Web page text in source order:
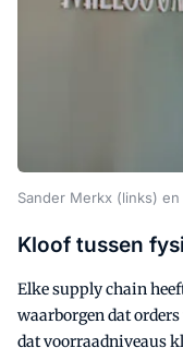
Sander Merkx (links)
Kloof tussen
Elke supply chain
waarborgen dat
dat voorraadniveaus